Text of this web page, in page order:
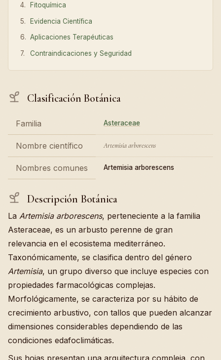
Fitoquímica
Evidencia Científica
Aplicaciones Terapéuticas
Contraindicaciones y Seguridad
Clasificación Botánica
Familia Asteraceae
Nombre científico Artemisia arborescens
Nombres comunes Artemisia arborescens
Descripción Botánica
La Artemisia arborescens, perteneciente a la familia
Asteraceae, es un arbusto perenne de gran
relevancia en el ecosistema mediterráneo.
Taxonómicamente, se clasifica dentro del género
Artemisia, un grupo diverso que incluye especies con
propiedades farmacológicas complejas.
Morfológicamente, se caracteriza por su hábito de
crecimiento arbustivo, con tallos que pueden alcanzar
dimensiones considerables dependiendo de las
condiciones edafoclimáticas.